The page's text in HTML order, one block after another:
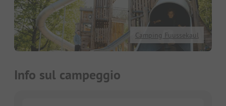
Camping Fuussekaul
Info sul campeggio